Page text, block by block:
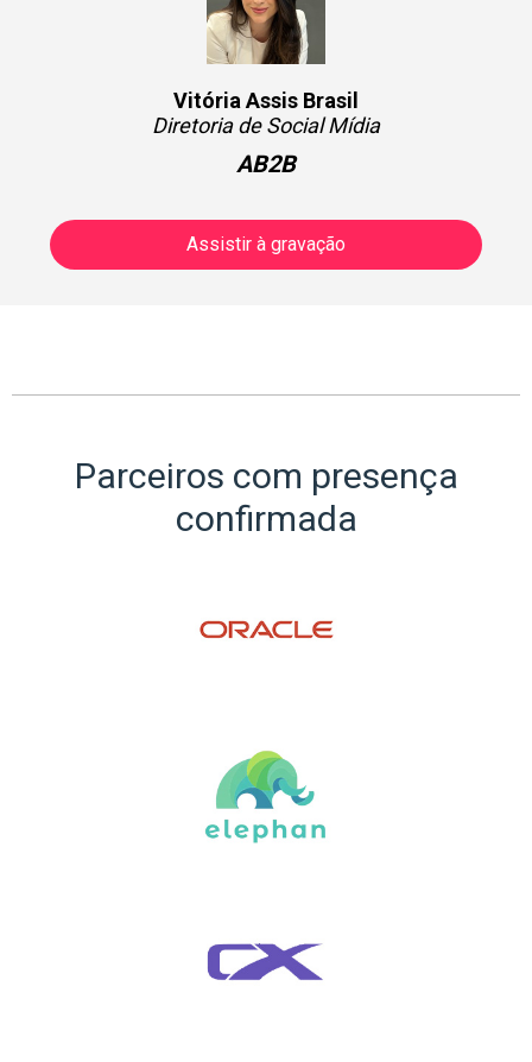
Vitória Assis Brasil
Diretoria de Social Mídia
AB2B
Assistir à gravação
Parceiros com presença
confirmada